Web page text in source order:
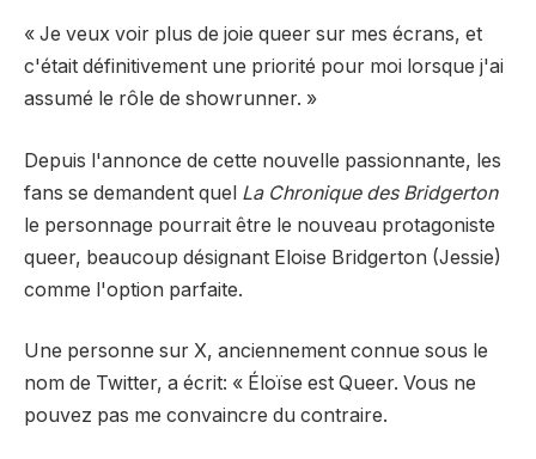
« Je veux voir plus de joie queer sur mes écrans, et
c'était définitivement une priorité pour moi lorsque j'ai
assumé le rôle de showrunner. »
Depuis l'annonce de cette nouvelle passionnante, les
fans se demandent quel La Chronique des Bridgerton
le personnage pourrait être le nouveau protagoniste
queer, beaucoup désignant Eloise Bridgerton (Jessie)
comme l'option parfaite.
Une personne sur X, anciennement connue sous le
nom de Twitter, a écrit: « Éloïse est Queer. Vous ne
pouvez pas me convaincre du contraire.